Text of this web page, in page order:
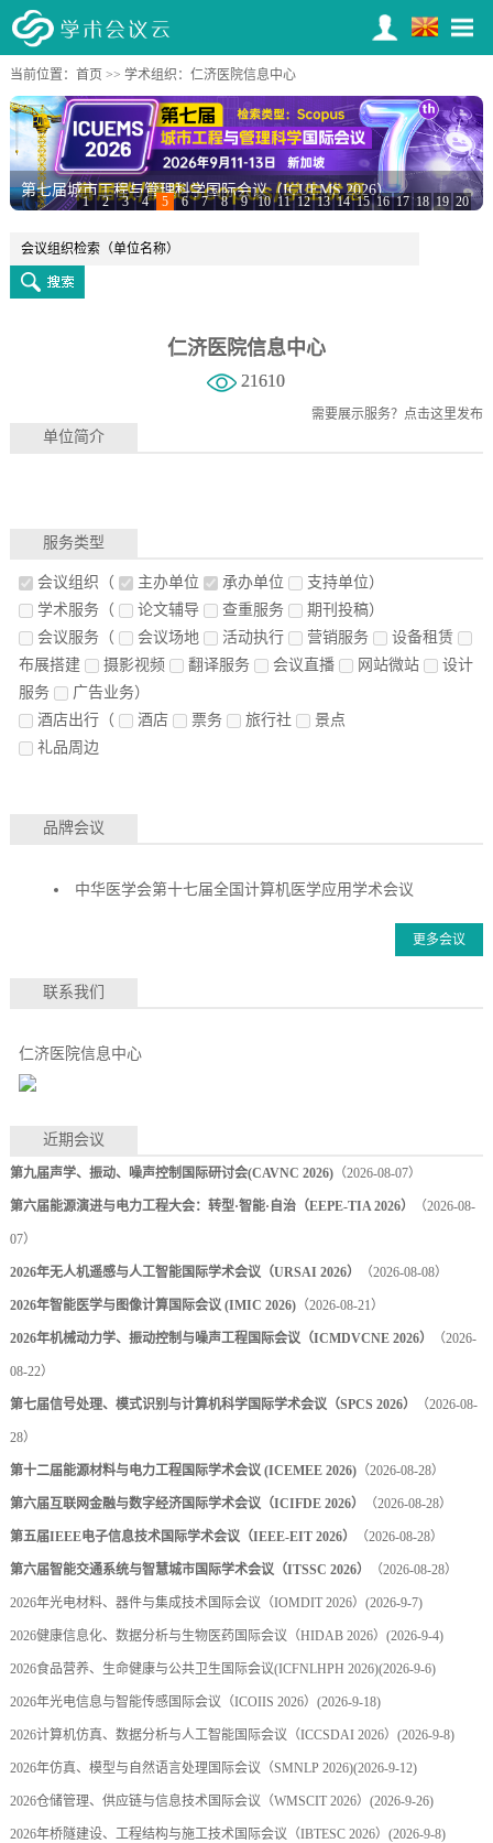
当前位置： 首页 >> 学术组织 ：仁济医院信息中心
第七届城市工程与管理科学国际会议（ICUEMS 2026）
1 2 3 4 5 6 7 8 9 10 11 12 13 14 15 16 17 18 19 20
仁济医院信息中心
21610
需要展示服务？ 点击这里发布
单位简介
服务类型
会议组织 （ 主办单位 承办单位
支持单位）
学术服务（ 论文辅导 查重服务
期刊投稿）
会议服务（ 会议场地 活动执行 营销服务
设备租赁
布展搭建
摄影视频 翻译服务 会议直播 网站微站
设计
服务
广告业务）
酒店出行（ 酒店 票务 旅行社
景点
礼品周边
品牌会议
中华医学会第十七届全国计算机医学应用学术会议
更多会议
联系我们
仁济医院信息中心
近期会议
第九届声学、振动、噪声控制国际研讨会(CAVNC 2026)（2026-08-07）
第六届能源演进与电力工程大会：转型·智能·自治（EEPE-TIA 2026） （2026-08-
07）
2026年无人机遥感与人工智能国际学术会议（URSAI 2026） （2026-08-08）
2026年智能医学与图像计算国际会议 (IMIC 2026)（2026-08-21）
2026年机械动力学、振动控制与噪声工程国际会议（ICMDVCNE 2026） （2026-
08-22）
第七届信号处理、模式识别与计算机科学国际学术会议（SPCS 2026） （2026-08-
28）
第十二届能源材料与电力工程国际学术会议 (ICEMEE 2026)（2026-08-28）
第六届互联网金融与数字经济国际学术会议（ICIFDE 2026） （2026-08-28）
第五届IEEE电子信息技术国际学术会议（IEEE-EIT 2026） （2026-08-28）
第六届智能交通系统与智慧城市国际学术会议（ITSSC 2026） （2026-08-28）
2026年光电材料、器件与集成技术国际会议（IOMDIT 2026） (2026-9-7)
2026健康信息化、数据分析与生物医药国际会议（HIDAB 2026） (2026-9-4)
2026食品营养、生命健康与公共卫生国际会议(ICFNLHPH 2026)(2026-9-6)
2026年光电信息与智能传感国际会议（ICOIIS 2026） (2026-9-18)
2026计算机仿真、数据分析与人工智能国际会议（ICCSDAI 2026） (2026-9-8)
2026年仿真、模型与自然语言处理国际会议（SMNLP 2026)(2026-9-12)
2026仓储管理、供应链与信息技术国际会议（WMSCIT 2026） (2026-9-26)
2026年桥隧建设、工程结构与施工技术国际会议（IBTESC 2026） (2026-9-8)